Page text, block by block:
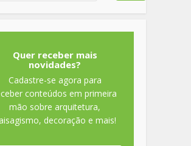
Quer receber mais
novidades?
Cadastre-se agora para
conteúdos em primeira
mão sobre arquitetura,
decoração e mais!